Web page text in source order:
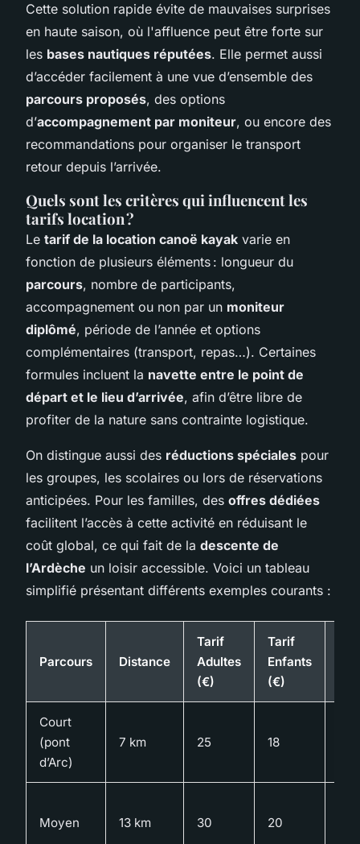
Cette solution rapide évite de mauvaises surprises
en haute saison, où l'affluence peut être forte sur
les bases nautiques réputées. Elle permet aussi
d’accéder facilement à une vue d’ensemble des
parcours proposés, des options
d’accompagnement par moniteur, ou encore des
recommandations pour organiser le transport
retour depuis l’arrivée.
Quels sont les critères qui influencent les
tarifs location ?
Le tarif de la location canoë kayak varie en
fonction de plusieurs éléments : longueur du
parcours, nombre de participants,
accompagnement ou non par un moniteur
diplômé, période de l’année et options
complémentaires (transport, repas…). Certaines
formules incluent la navette entre le point de
départ et le lieu d’arrivée, afin d’être libre de
profiter de la nature sans contrainte logistique.
On distingue aussi des réductions spéciales pour
les groupes, les scolaires ou lors de réservations
anticipées. Pour les familles, des offres dédiées
facilitent l’accès à cette activité en réduisant le
coût global, ce qui fait de la descente de
l’Ardèche un loisir accessible. Voici un tableau
simplifié présentant différents exemples courants :
Parcours Distance
Tarif
Adultes
(€)
Tarif
Enfants
(€)
Court
(pont
d’Arc)
7 km 25 18
Moyen 13 km 30 20